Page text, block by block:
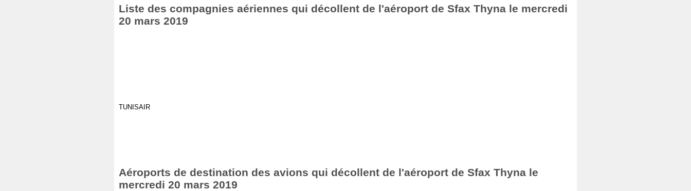
Liste des compagnies aériennes qui décollent de l'aéroport de Sfax Thyna le mercredi
20 mars 2019
TUNISAIR
Aéroports de destination des avions qui décollent de l'aéroport de Sfax Thyna le
mercredi 20 mars 2019